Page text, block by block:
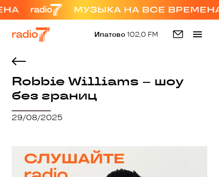
Ипатово 102,0 FM
Robbie Williams – шоу
без границ
29/08/2025